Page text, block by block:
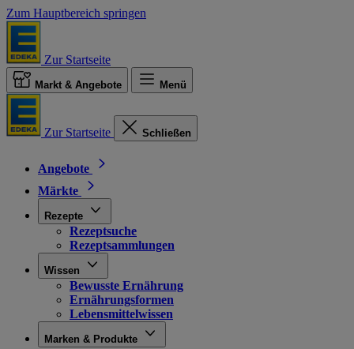
Zum Hauptbereich springen
Zur Startseite
Markt & Angebote Menü
Zur Startseite Schließen
Angebote
Märkte
Rezepte
Rezeptsuche
Rezeptsammlungen
Wissen
Bewusste Ernährung
Ernährungsformen
Lebensmittelwissen
Marken & Produkte